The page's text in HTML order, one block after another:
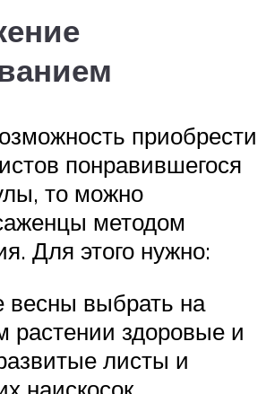
приобрести
понравившегося
то можно
методом
Для этого нужно:
весны выбрать на
растении здоровые и
листы и
наискосок.